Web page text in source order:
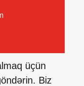
üçün
Biz